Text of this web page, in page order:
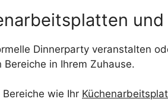
und
Dinnerparty veranstalten
in Ihrem Zuhause.
wie Ihr